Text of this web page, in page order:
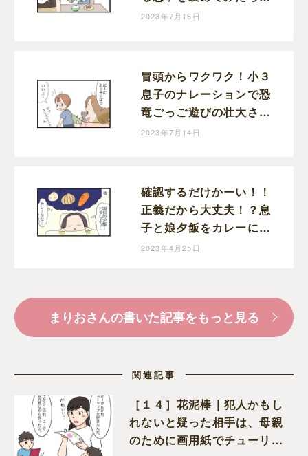
子ぶっこいてきた話｜ま
2023年7月16日
冒頭からワクワク！小３
息子のナレーションで恐
竜ごっご遊びの壮大さが
ハンパない！｜まりおの
2023年7月14日
確認するだけかーい！！
正義だから大丈夫！？息
子と娘夕飯をカレーにし
ようと決めた夜｜まりお
2023年4月25日
まりおさんの書いた記事をもっと見る
関連記事
［１４］花泥棒｜犯人かもし
れないと疑った相手は、母親
のために画用紙でチューリッ